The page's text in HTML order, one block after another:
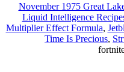
November 1975 Great
Liquid Intelligence
Multiplier Effect Formula,
Time Is Precious,